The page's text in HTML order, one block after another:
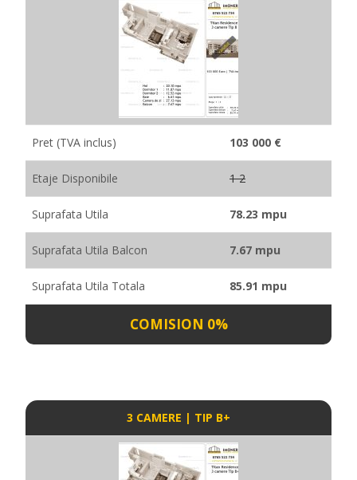
Pret (TVA inclus) 103 000 €
Etaje Disponibile 1 2
Suprafata Utila 78.23 mpu
Suprafata Utila Balcon 7.67 mpu
Suprafata Utila Totala 85.91 mpu
COMISION 0%
3 CAMERE | TIP B+